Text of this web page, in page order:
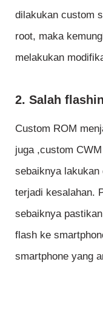
dilakukan custom
root, maka
melakukan
2. Salah
Custom ROM
juga ,custom
sebaiknya lakukan
terjadi kesalahan.
sebaiknya
flash ke
smartphone yang